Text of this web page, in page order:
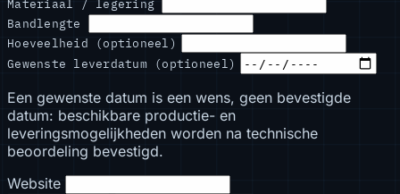
Materiaal / legering
Bandlengte
Hoeveelheid (optioneel)
Gewenste leverdatum (optioneel)
Een gewenste datum is een wens, geen bevestigde
datum: beschikbare productie- en
leveringsmogelijkheden worden na technische
beoordeling bevestigd.
Website